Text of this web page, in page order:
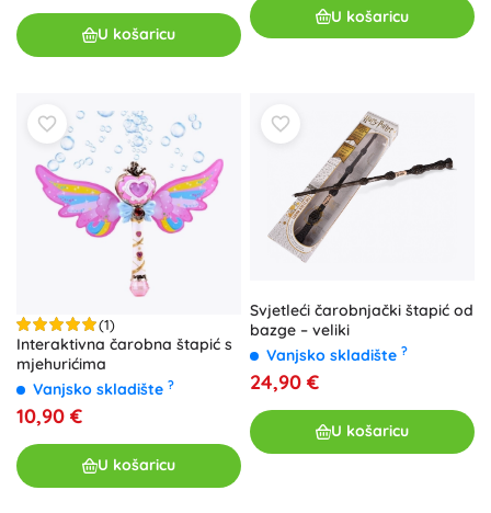
U košaricu
U košaricu
(1)
Interaktivna čarobna štapić s
mjehurićima
Vanjsko skladište ?
10,90 €
U košaricu
Svjetleći čarobnjački štapić od
bazge – veliki
Vanjsko skladište ?
24,90 €
U košaricu